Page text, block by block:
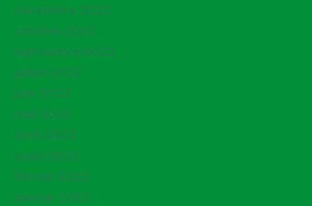
novembre 2023
octobre 2023
septembre 2023
juillet 2023
juin 2023
mai 2023
avril 2023
mars 2023
février 2023
janvier 2023